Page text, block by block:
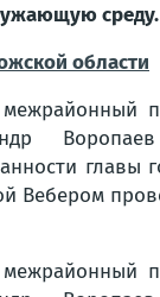
среду.
области